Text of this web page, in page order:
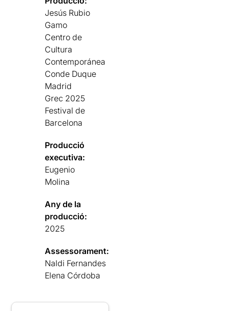
Jesús Rubio
Gamo
Centro de
Cultura
Contemporánea
Conde Duque
Madrid
Grec 2025
Festival de
Barcelona
Producció
executiva:
Eugenio
Molina
Any de la
producció:
2025
Assessorament:
Naldi Fernandes
Elena Córdoba